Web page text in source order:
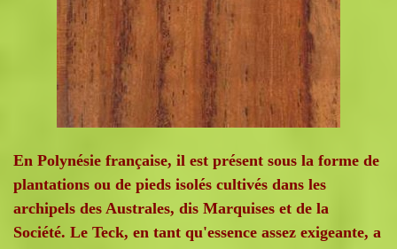
En Polynésie française, il est présent sous la forme de
plantations ou de pieds isolés cultivés dans les
archipels des Australes, dis Marquises et de la
Société. Le Teck, en tant qu'essence assez exigeante, a